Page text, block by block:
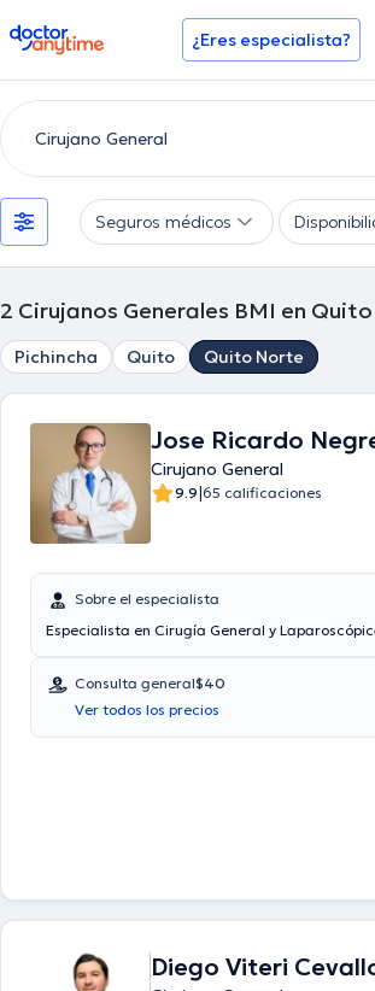
doctoranytime ¿Eres especialista?
Seguros médicos
2 Cirujanos Generales BMI en
Pichincha Quito Quito Norte
Jose Ricardo
Cirujano General
9.9|65 calificaciones
Sobre el especialista
Especialista en Cirugía General y
Consulta general$40
Ver todos los precios
Diego Viteri